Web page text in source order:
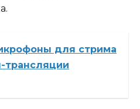
для стрима
трансляции